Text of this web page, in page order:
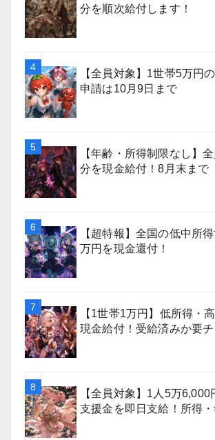
分を順次給付します！
【全員対象】1世帯5万円
申請は10月9日まで
【年齢・所得制限なし】
分を現金給付！8月末まで
【超特報】全国の低中所
万円を現金還付！
【1世帯1万円】低所得・
現金給付！受給済みか要チ
【全員対象】1人5万6,000
支援金を即日支給！所得